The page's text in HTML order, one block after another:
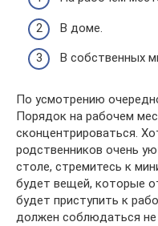
В доме.
В собственных
По усмотрению
Порядок на рабочем
сконцентрироваться.
родственников очень
столе, стремитесь к
будет вещей, которые
будет приступить к
должен соблюдаться